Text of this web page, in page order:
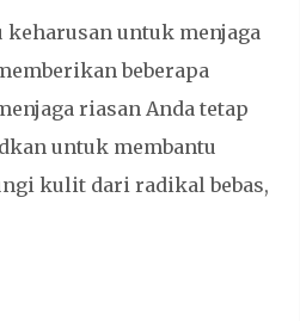
untuk menjaga
beberapa
riasan Anda tetap
untuk membantu
kulit dari radikal bebas,